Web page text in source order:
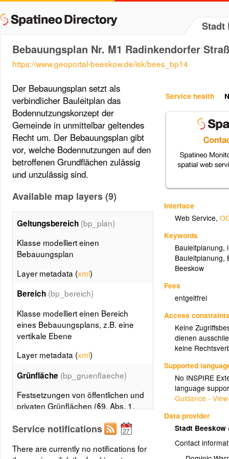
Stadt
Bebauungsplan Nr. M1 Radinkendorfer
https://www.geoportal-beeskow.de/isk/bees_bp14
Service health
Interface
Web Service,
Keywords
Bauleitplanung,
Bauleitplanung,
Beeskow
Fees
entgeltfrei
Access
Keine
dienen
keine
Supported
No INSPIRE
language
Guidance -
Data provider
Stadt Beeskow
Contact
Der Bebauungsplan setzt als
verbindlicher Bauleitplan das
Bodennutzungskonzept der
Gemeinde in unmittelbar geltendes
Recht um. Der Bebauungsplan gibt
vor, welche Bodennutzungen auf den
betroffenen Grundflächen zulässig
und unzulässig sind.
Available map layers (9)
Geltungsbereich (bp_plan)
Klasse modelliert einen
Bebauungsplan
Layer metadata (xml)
Bereich (bp_bereich)
Klasse modelliert einen Bereich
eines Bebauungsplans, z.B. eine
vertikale Ebene
Layer metadata (xml)
Grünfläche (bp_gruenflaeche)
Festsetzungen von öffentlichen und
privaten Grünflächen (§9, Abs. 1,
die Kleintierhaltung (§9, Abs. 1, Nr.
Service notifications
There are currently no notifications for